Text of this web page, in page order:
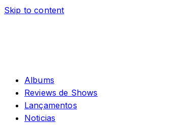
Skip to content
Albums
Reviews de Shows
Lançamentos
Noticias